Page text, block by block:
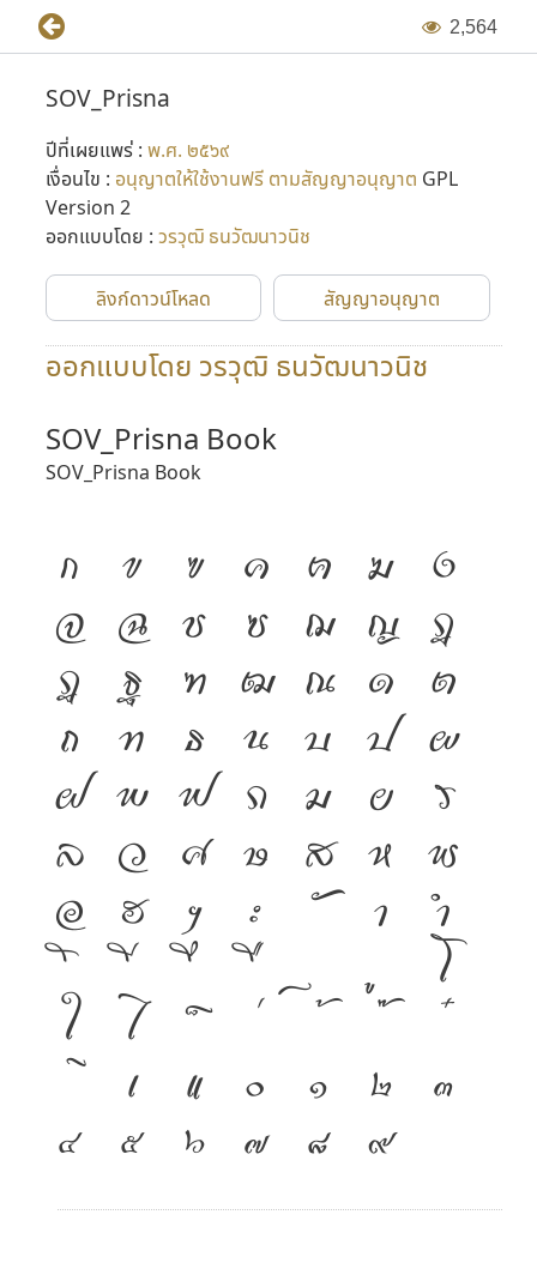
2,564
SOV_Prisna
ปีที่เผยแพร่ : พ.ศ. ๒๕๖๙
เงื่อนไข : อนุญาตให้ใช้งานฟรี ตามสัญญาอนุญาต GPL
Version 2
ออกแบบโดย : วรวุฒิ ธนวัฒนาวนิช
ลิงก์ดาวน์โหลด สัญญาอนุญาต
ออกแบบโดย วรวุฒิ ธนวัฒนาวนิช
SOV_Prisna Book
SOV_Prisna Book
ก ข ฃ ค ฅ ฆ ง
จ ฉ ช ซ ฌ ญ ฎ
ฏ ฐ ฑ ฒ ณ ด ต
ถ ท ธ น บ ป ผ
ฝ พ ฟ ภ ม ย ร
ล ว ศ ษ ส ห ฬ
อ ฮ ฯ ะ า ำ
โ
ใ ไ
เ แ ๐ ๑ ๒ ๓
๔ ๕ ๖ ๗ ๘ ๙